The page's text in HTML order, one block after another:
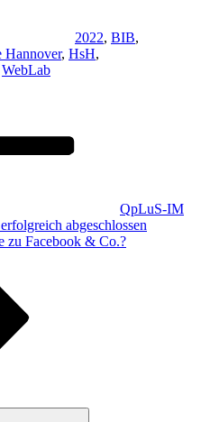
2022, BIB,
Hannover, HsH,
WebLab
QpLuS-IM
abgeschlossen
zu Facebook & Co.?